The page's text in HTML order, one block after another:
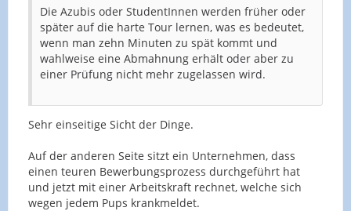
Die Azubis oder StudentInnen werden früher oder
später auf die harte Tour lernen, was es bedeutet,
wenn man zehn Minuten zu spät kommt und
wahlweise eine Abmahnung erhält oder aber zu
einer Prüfung nicht mehr zugelassen wird.
Sehr einseitige Sicht der Dinge.
Auf der anderen Seite sitzt ein Unternehmen, dass
einen teuren Bewerbungsprozess durchgeführt hat
und jetzt mit einer Arbeitskraft rechnet, welche sich
wegen jedem Pups krankmeldet.